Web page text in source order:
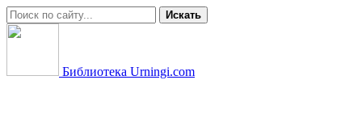
Искать
Библиотека Urningi.com